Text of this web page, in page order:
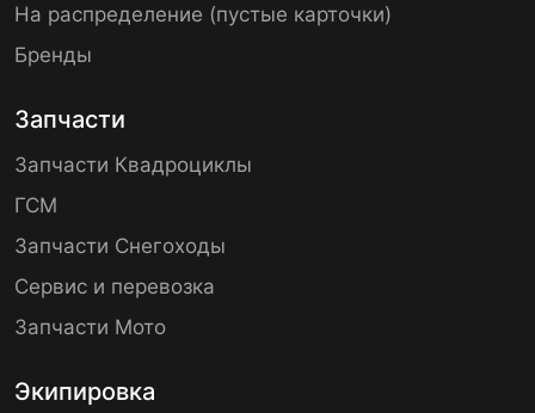
На распределение (пустые карточки)
Бренды
Запчасти
Запчасти Квадроциклы
ГСМ
Запчасти Снегоходы
Сервис и перевозка
Запчасти Мото
Экипировка